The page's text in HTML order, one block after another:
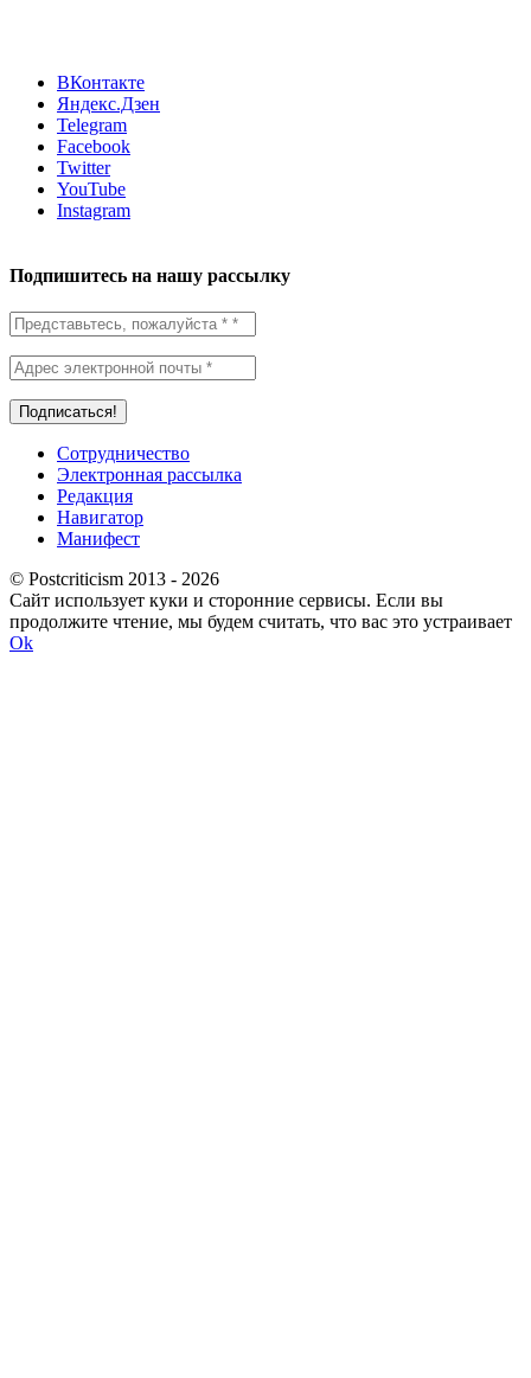
ВКонтакте
Яндекс.Дзен
Telegram
Facebook
Twitter
YouTube
Instagram
Подпишитесь на нашу рассылку
Сотрудничество
Электронная рассылка
Редакция
Навигатор
Манифест
© Postcriticism 2013 - 2026
Сайт использует куки и сторонние сервисы. Если вы
продолжите чтение, мы будем считать, что вас это устраивает
Ok